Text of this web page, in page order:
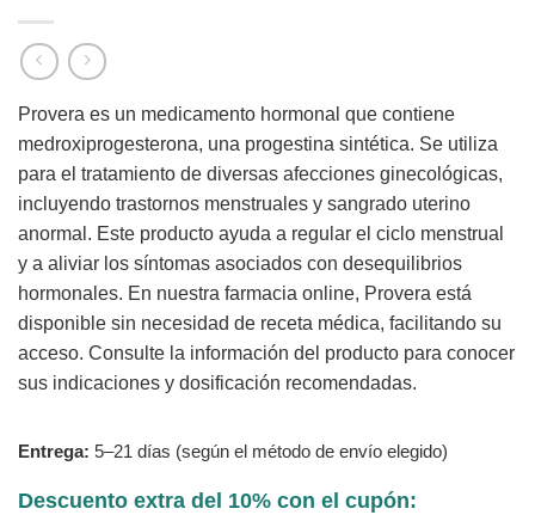
Provera es un medicamento hormonal que contiene
medroxiprogesterona, una progestina sintética. Se utiliza
para el tratamiento de diversas afecciones ginecológicas,
incluyendo trastornos menstruales y sangrado uterino
anormal. Este producto ayuda a regular el ciclo menstrual
y a aliviar los síntomas asociados con desequilibrios
hormonales. En nuestra farmacia online, Provera está
disponible sin necesidad de receta médica, facilitando su
acceso. Consulte la información del producto para conocer
sus indicaciones y dosificación recomendadas.
Entrega: 5–21 días (según el método de envío elegido)
Descuento extra del 10% con el cupón: